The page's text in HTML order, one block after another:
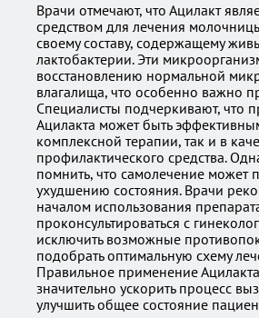
Врачи отмечают, что Ацилакт
средством для лечения
своему составу, содержащему
лактобактерии. Эти
восстановлению нормальной
влагалища, что особенно важно
Специалисты подчеркивают, что
Ацилакта может быть
комплексной терапии, так и в
профилактического средства.
помнить, что самолечение может
ухудшению состояния. Врачи
началом использования
проконсультироваться с
исключить возможные
подобрать оптимальную схему
Правильное применение
значительно ускорить процесс
улучшить общее состояние